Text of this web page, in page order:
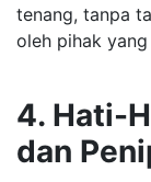
tenang, tanpa
oleh pihak
4. Hati-
dan